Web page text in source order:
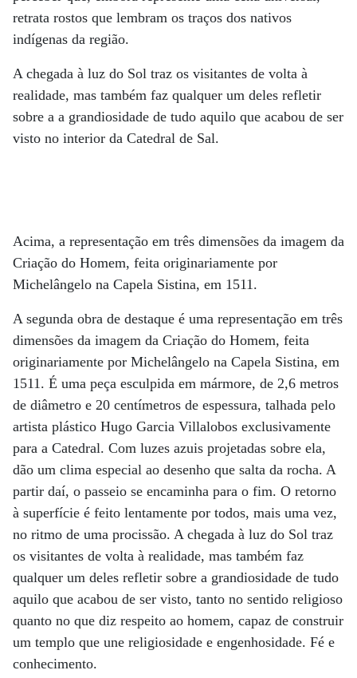
retrata rostos que lembram os traços dos nativos
indígenas da região.
A chegada à luz do Sol traz os visitantes de volta à
realidade, mas também faz qualquer um deles refletir
sobre a a grandiosidade de tudo aquilo que acabou de ser
visto no interior da Catedral de Sal.
Acima, a representação em três dimensões da imagem da
Criação do Homem, feita originariamente por
Michelângelo na Capela Sistina, em 1511.
A segunda obra de destaque é uma representação em três
dimensões da imagem da Criação do Homem, feita
originariamente por Michelângelo na Capela Sistina, em
1511. É uma peça esculpida em mármore, de 2,6 metros
de diâmetro e 20 centímetros de espessura, talhada pelo
artista plástico Hugo Garcia Villalobos exclusivamente
para a Catedral. Com luzes azuis projetadas sobre ela,
dão um clima especial ao desenho que salta da rocha. A
partir daí, o passeio se encaminha para o fim. O retorno
à superfície é feito lentamente por todos, mais uma vez,
no ritmo de uma procissão. A chegada à luz do Sol traz
os visitantes de volta à realidade, mas também faz
qualquer um deles refletir sobre a grandiosidade de tudo
aquilo que acabou de ser visto, tanto no sentido religioso
quanto no que diz respeito ao homem, capaz de construir
um templo que une religiosidade e engenhosidade. Fé e
conhecimento.